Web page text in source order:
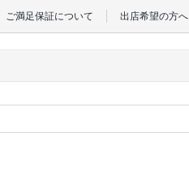
ご満足保証について 出店希望の方へ